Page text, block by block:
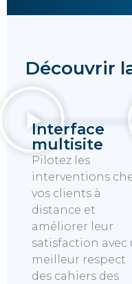
Découvrir
Interface
multisite
Pilotez les
interventions
vos clients à
distance et
améliorer leur
satisfaction avec
meilleur respect
des cahiers des